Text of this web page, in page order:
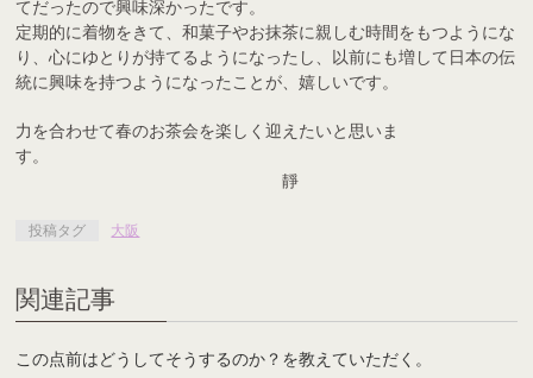
てだったので興味深かったです。
定期的に着物をきて、和菓子やお抹茶に親しむ時間をもつようにな
り、心にゆとりが持てるようになったし、以前にも増して日本の伝
統に興味を持つようになったことが、嬉しいです。
力を合わせて春のお茶会を楽しく迎えたいと思いま
す。
靜
投稿タグ 大阪
関連記事
この点前はどうしてそうするのか？を教えていただく。